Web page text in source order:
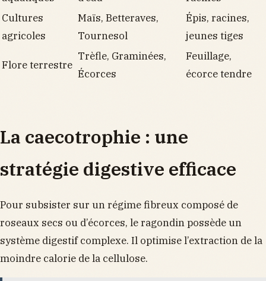
Cultures
agricoles
Maïs, Betteraves,
Tournesol
Épis, racines,
jeunes tiges
Flore terrestre
Trèfle, Graminées,
Écorces
Feuillage,
écorce tendre
La caecotrophie : une
stratégie digestive efficace
Pour subsister sur un régime fibreux composé de
roseaux secs ou d’écorces, le ragondin possède un
système digestif complexe. Il optimise l’extraction de la
moindre calorie de la cellulose.